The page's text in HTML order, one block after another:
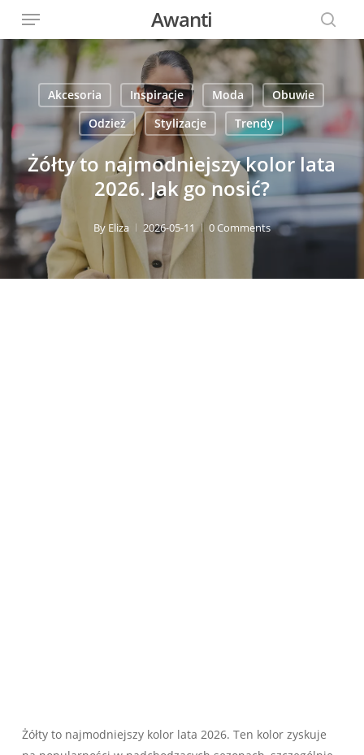
main
content
Awanti
Menu
Akcesoria Inspiracje Moda
Obuwie
Odzież
Stylizacje Trendy
Żółty to najmodniejszy kolor lata
2026. Jak go nosić?
By Eliza 2026-05-11 0 Comments
Żółty to najmodniejszy kolor lata 2026. Ten kolor ⁤zyskuje